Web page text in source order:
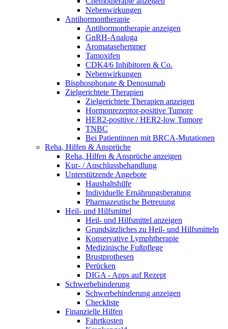
Nebenwirkungen
Antihormontherapie
Antihormontherapie anzeigen
GnRH-Analoga
Aromatasehemmer
Tamoxifen
CDK4/6 Inhibitoren & Co.
Nebenwirkungen
Bisphosphonate & Denosumab
Zielgerichtete Therapien
Zielgerichtete Therapien anzeigen
Hormonrezeptor-positive Tumore
HER2-positive / HER2-low Tumore
TNBC
Bei Patientinnen mit BRCA-Mutationen
Reha, Hilfen & Ansprüche
Reha, Hilfen & Ansprüche anzeigen
Kur- / Anschlussbehandlung
Unterstützende Angebote
Haushaltshilfe
Individuelle Ernährungsberatung
Pharmazeutische Betreuung
Heil- und Hilfsmittel
Heil- und Hilfsmittel anzeigen
Grundsätzliches zu Heil- und Hilfsmitteln
Konservative Lymphtherapie
Medizinische Fußpflege
Brustprothesen
Perücken
DIGA - Apps auf Rezept
Schwerbehinderung
Schwerbehinderung anzeigen
Checkliste
Finanzielle Hilfen
Fahrtkosten